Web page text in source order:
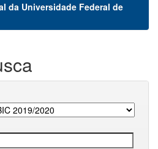
da Universidade Federal de